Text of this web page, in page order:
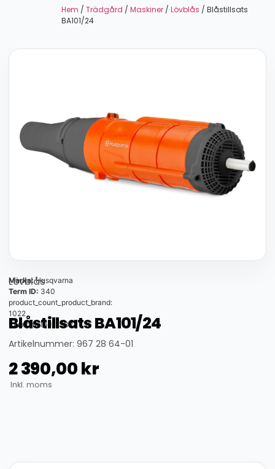
Hem / Trädgård / Maskiner / Lövblås / Blåstillsats
BA101/24
Lövblås
Marka:Husqvarna
Term ID: 340
product_count_product_brand:
1022
thumbnail_id: 25324
Blåstillsats BA101/24
Artikelnummer: 967 28 64-01
2 390,00kr
Inkl. moms